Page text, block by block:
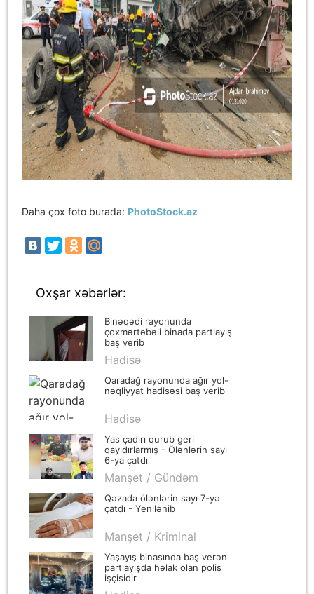
Daha çox foto burada: PhotoStock.az
Oxşar xəbərlər:
Binəqədi rayonunda
çoxmərtəbəli binada partlayış
baş verib
Hadisə
Qaradağ rayonunda ağır yol-
nəqliyyat hadisəsi baş verib
Hadisə
Yas çadırı qurub geri
qayıdırlarmış - Ölənlərin sayı
6-ya çatdı
Manşet / Gündəm
Qəzada ölənlərin sayı 7-yə
çatdı - Yenilənib
Manşet / Kriminal
Yaşayış binasında baş verən
partlayışda həlak olan polis
işçisidir